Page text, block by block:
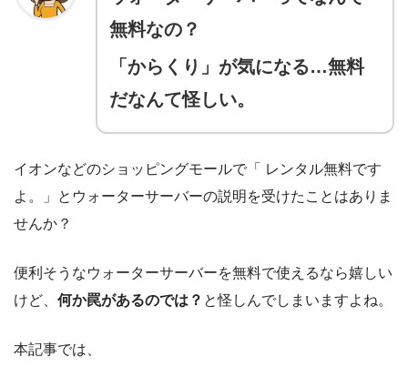
無料なの？
「からくり」が気になる…無料
だなんて怪しい。
イオンなどのショッピングモールで「 レンタル無料です
よ。」とウォーターサーバーの説明を受けたことはありま
せんか？
便利そうなウォーターサーバーを無料で使えるなら嬉しい
けど、 何か罠があるのでは？ と怪しんでしまいますよね。
本記事では、